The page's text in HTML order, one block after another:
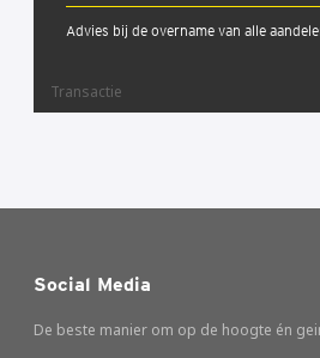
Advies bij de overname van alle
Transactie
Social Media
De beste manier om op de hoogte én